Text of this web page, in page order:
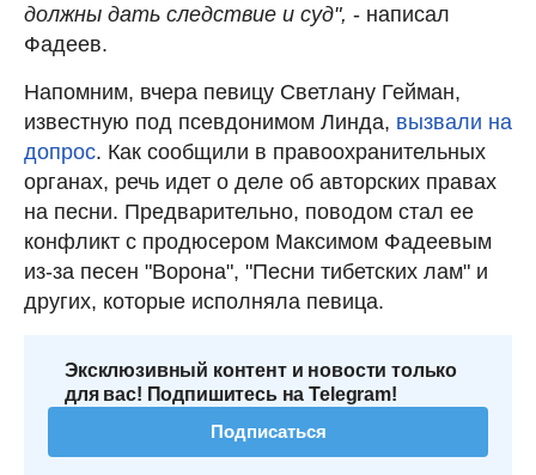
должны дать следствие и суд", - написал
Фадеев.
Напомним, вчера певицу Светлану Гейман,
известную под псевдонимом Линда, вызвали на
допрос. Как сообщили в правоохранительных
органах, речь идет о деле об авторских правах
на песни. Предварительно, поводом стал ее
конфликт с продюсером Максимом Фадеевым
из-за песен "Ворона", "Песни тибетских лам" и
других, которые исполняла певица.
Эксклюзивный контент и новости только
для вас! Подпишитесь на Telegram!
Подписаться